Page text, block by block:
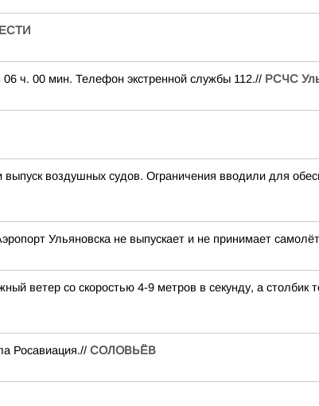
ч. 00 мин. Телефон экстренной службы 112.// РСЧС
воздушных судов. Ограничения вводили для
Ульяновска не выпускает и не принимает
ветер со скоростью 4-9 метров в секунду, а
Росавиация.// СОЛОВЬЁВ